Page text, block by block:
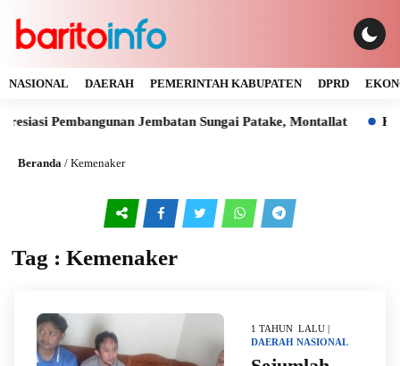
NASIONAL DAERAH PEMERINTAH KABUPATEN DPRD
Pembangunan Jembatan Sungai Patake, Montallat
Beranda / Kemenaker
Tag : Kemenaker
1 TAHUN LALU |
DAERAH NASIONAL